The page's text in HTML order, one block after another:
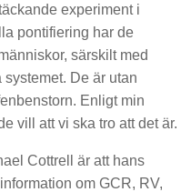
experiment i
pontifiering har de
särskilt med
De är utan
Enligt min
vill att vi ska tro att det är.
Cottrell är att hans
om GCR, RV,